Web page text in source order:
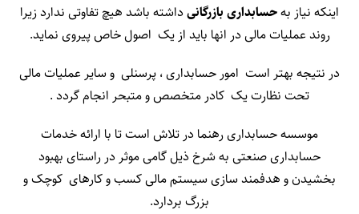
اینکه نیاز بهحسابداری بازرگانیداشته باشد هیچ تفاوتی ندارد زیرا
روند عملیات مالی در انها باید از یک اصول خاص پیروی نماید.
در نتیجه بهتر است امور حسابداری ، پرسنلی و سایر عملیات مالی
تحت نظارت یک کادر متخصص و متبحر انجام گردد .
موسسه حسابداری رهنما در تلاش است تا با ارائه خدمات
حسابداری صنعتی به شرخ ذیل گامی موثر در راستای بهبود
بخشیدن و هدفمند سازی سیستم مالی کسب و کارهای کوچک و
بزرگ بردارد.